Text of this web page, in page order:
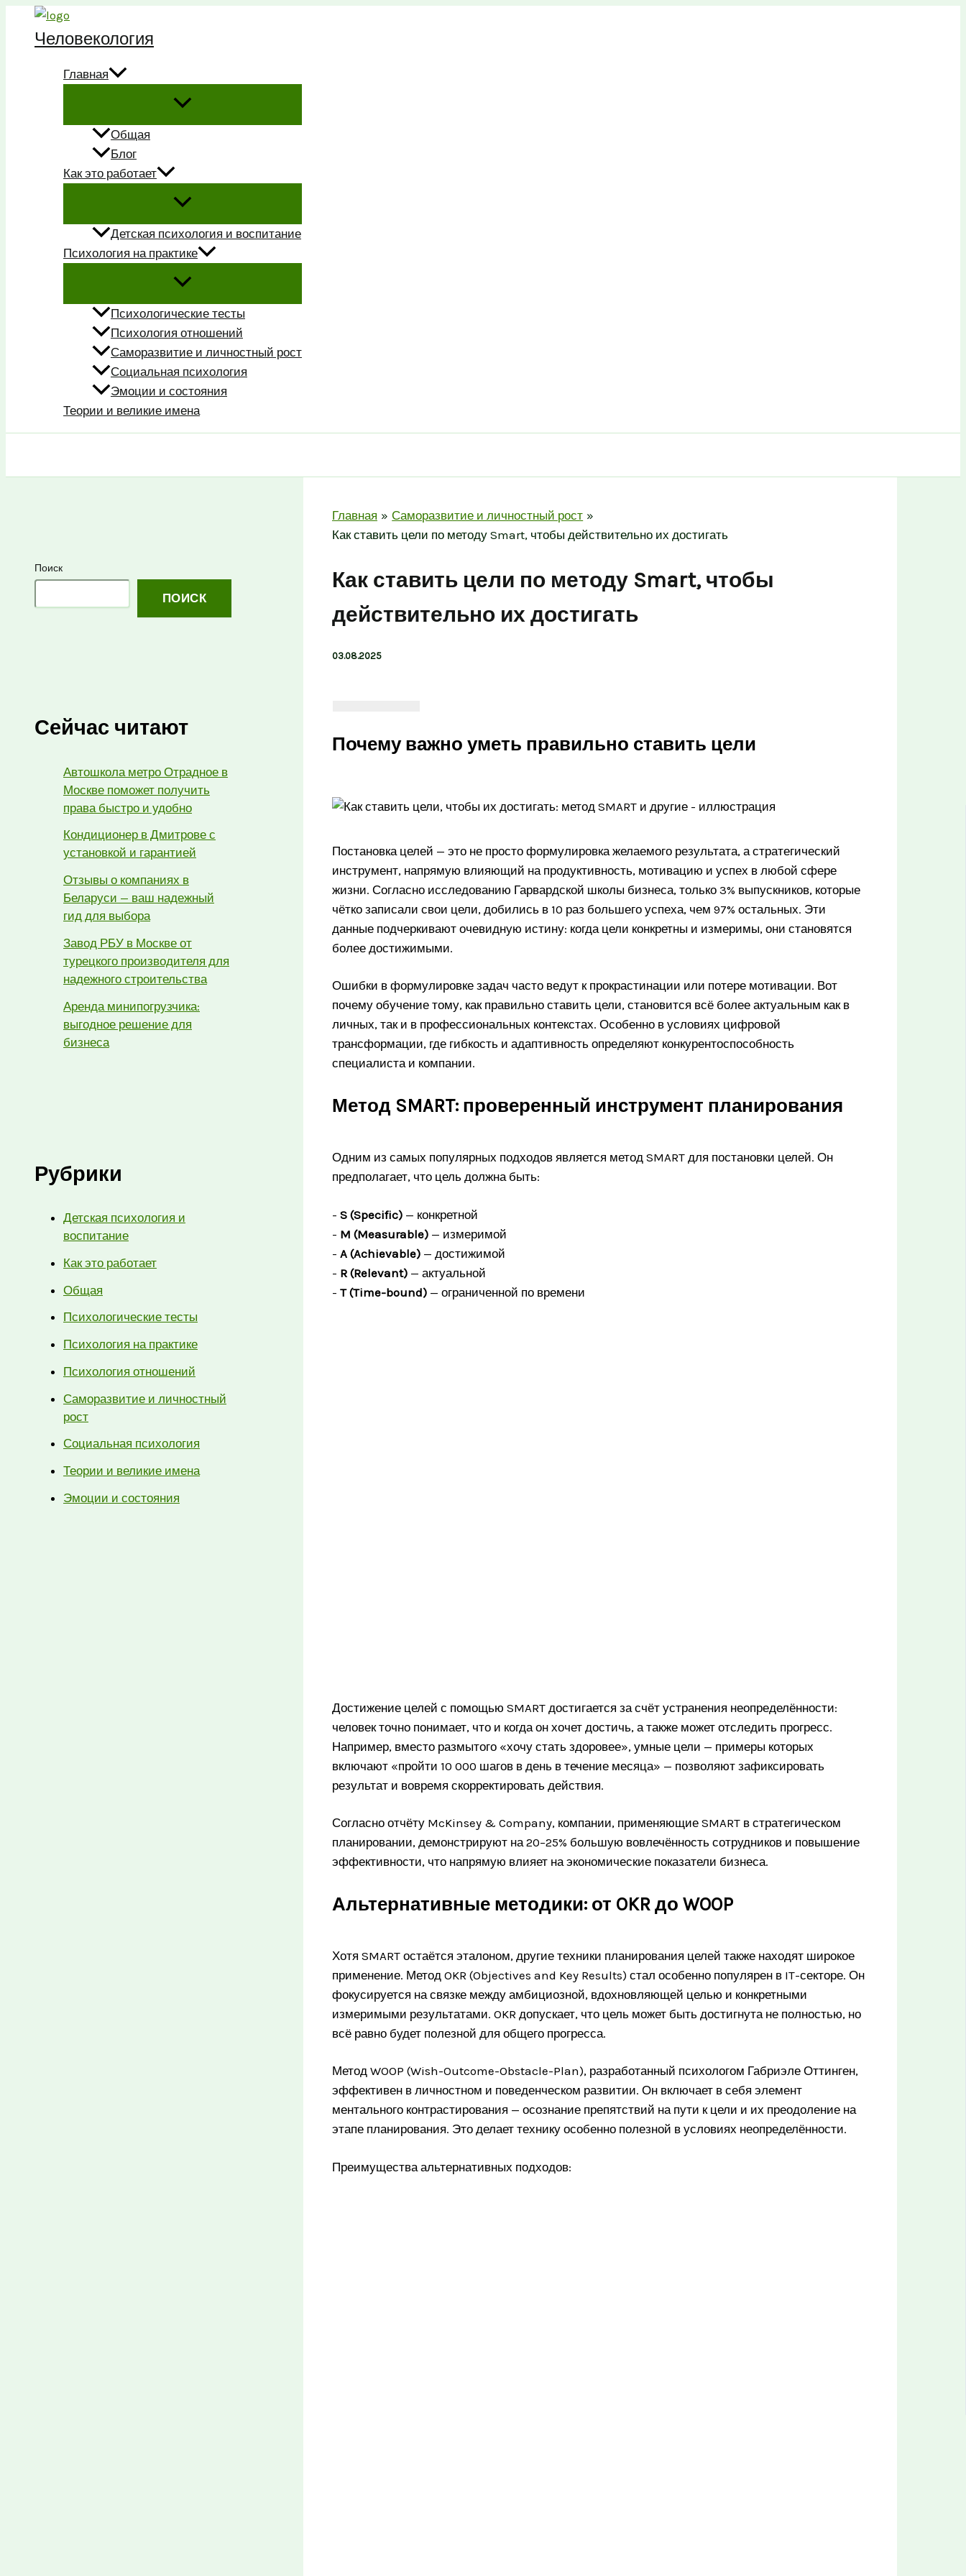
Перейти
Человекология
Главная
Общая
Блог
Как это работает
Детская психология и воспитание
Психология на практике
Психологические тесты
Психология отношений
Саморазвитие и личностный рост
Социальная психология
Эмоции и состояния
Теории и великие имена
Поиск
ПОИСК
Сейчас читают
Автошкола метро Отрадное в
Москве поможет получить
права быстро и удобно
Кондиционер в Дмитрове с
установкой и гарантией
Отзывы о компаниях в
Беларуси — ваш надежный
гид для выбора
Завод РБУ в Москве от
турецкого производителя для
надежного строительства
Аренда минипогрузчика:
выгодное решение для
бизнеса
Рубрики
Детская психология и
воспитание
Как это работает
Общая
Психологические тесты
Психология на практике
Психология отношений
Саморазвитие и личностный
рост
Социальная психология
Теории и великие имена
Эмоции и состояния
Главная
Саморазвитие и личностный рост
Как ставить цели по методу Smart, чтобы действительно их достигать
Как ставить цели по методу Smart, чтобы
действительно их достигать
03.08.2025
Почему важно уметь правильно ставить цели
Постановка целей — это не просто формулировка желаемого результата, а стратегический
инструмент, напрямую влияющий на продуктивность, мотивацию и успех в любой сфере
жизни. Согласно исследованию Гарвардской школы бизнеса, только 3% выпускников, которые
чётко записали свои цели, добились в 10 раз большего успеха, чем 97% остальных. Эти
данные подчеркивают очевидную истину: когда цели конкретны и измеримы, они становятся
более достижимыми.
Ошибки в формулировке задач часто ведут к прокрастинации или потере мотивации. Вот
почему обучение тому, как правильно ставить цели, становится всё более актуальным как в
личных, так и в профессиональных контекстах. Особенно в условиях цифровой
трансформации, где гибкость и адаптивность определяют конкурентоспособность
специалиста и компании.
Метод SMART: проверенный инструмент планирования
Одним из самых популярных подходов является метод SMART для постановки целей. Он
предполагает, что цель должна быть:
- S (Specific) — конкретной
- M (Measurable) — измеримой
- A (Achievable) — достижимой
- R (Relevant) — актуальной
- T (Time-bound) — ограниченной по времени
Достижение целей с помощью SMART достигается за счёт устранения неопределённости:
человек точно понимает, что и когда он хочет достичь, а также может отследить прогресс.
Например, вместо размытого «хочу стать здоровее», умные цели — примеры которых
включают «пройти 10 000 шагов в день в течение месяца» — позволяют зафиксировать
результат и вовремя скорректировать действия.
Согласно отчёту McKinsey & Company, компании, применяющие SMART в стратегическом
планировании, демонстрируют на 20–25% большую вовлечённость сотрудников и повышение
эффективности, что напрямую влияет на экономические показатели бизнеса.
Альтернативные методики: от OKR до WOOP
Хотя SMART остаётся эталоном, другие техники планирования целей также находят широкое
применение. Метод OKR (Objectives and Key Results) стал особенно популярен в IT-секторе. Он
фокусируется на связке между амбициозной, вдохновляющей целью и конкретными
измеримыми результатами. OKR допускает, что цель может быть достигнута не полностью, но
всё равно будет полезной для общего прогресса.
Метод WOOP (Wish-Outcome-Obstacle-Plan), разработанный психологом Габриэле Оттинген,
эффективен в личностном и поведенческом развитии. Он включает в себя элемент
ментального контрастирования — осознание препятствий на пути к цели и их преодоление на
этапе планирования. Это делает технику особенно полезной в условиях неопределённости.
Преимущества альтернативных подходов: